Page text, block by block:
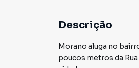
Descrição
Morano aluga no
poucos metros da